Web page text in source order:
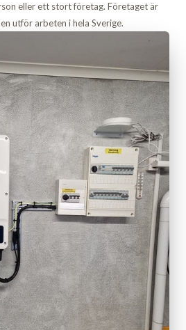
eller ett stort företag. Företaget är
utför arbeten i hela Sverige.